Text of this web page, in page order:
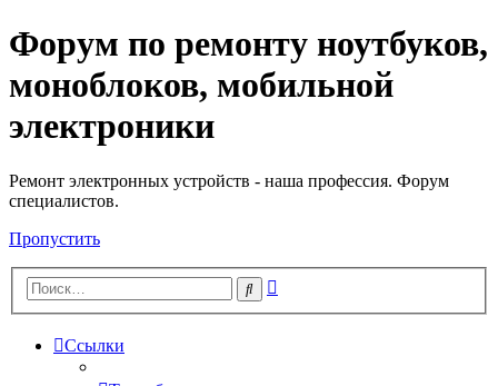
Регистрация
Форум по ремонту ноутбуков,
моноблоков, мобильной
электроники
Ремонт электронных устройств - наша профессия. Форум
специалистов.
Пропустить
Поиск
Ссылки